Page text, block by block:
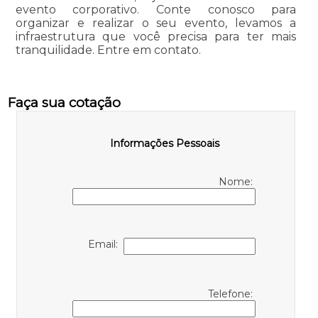
evento corporativo. Conte conosco para
organizar e realizar o seu evento, levamos a
infraestrutura que você precisa para ter mais
tranquilidade. Entre em contato.
Faça sua cotação
Informações Pessoais
Nome:
Email:
Telefone: